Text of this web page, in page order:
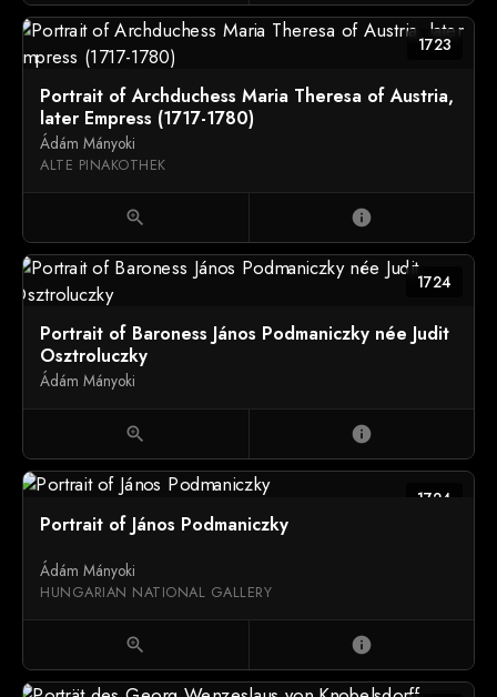
1723
Portrait of Archduchess Maria Theresa of Austria,
later Empress (1717-1780)
Ádám Mányoki
ALTE PINAKOTHEK
zoom_in info
1724
Portrait of Baroness János Podmaniczky née Judit
Osztroluczky
Ádám Mányoki
zoom_in info
1724
Portrait of János Podmaniczky
Ádám Mányoki
HUNGARIAN NATIONAL GALLERY
zoom_in info